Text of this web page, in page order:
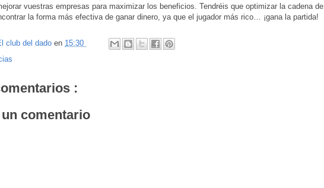
vuestras empresas para maximizar los beneficios. Tendréis que optimizar la cadena de
la forma más efectiva de ganar dinero, ya que el jugador más rico… ¡gana la partida!
club del dado en 15:30
:
comentario